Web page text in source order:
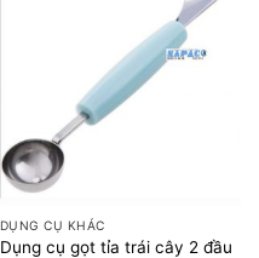
DỤNG CỤ KHÁC
Dụng cụ gọt tỉa trái cây 2 đầu